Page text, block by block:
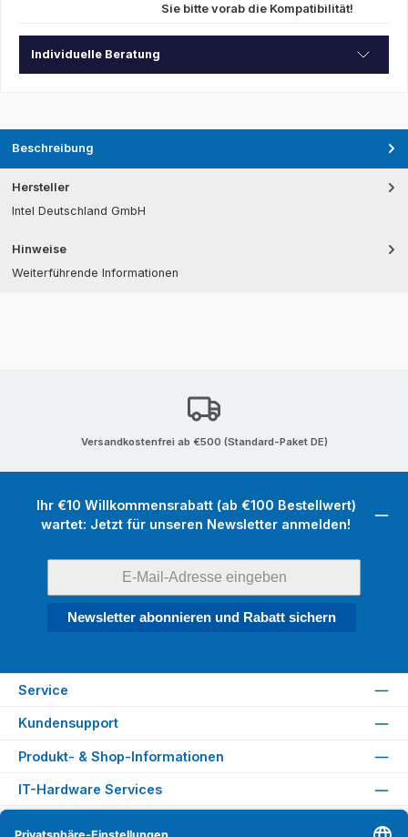
Sie bitte vorab die Kompatibilität!
Individuelle Beratung
Beschreibung
Hersteller
Intel Deutschland GmbH
Hinweise
Weiterführende Informationen
Versandkostenfrei ab €500 (Standard-Paket DE)
Ihr €10 Willkommensrabatt (ab €100 Bestellwert)
wartet: Jetzt für unseren Newsletter anmelden!
Newsletter abonnieren und Rabatt sichern
Service
Kundensupport
Produkt- & Shop-Informationen
IT-Hardware Services